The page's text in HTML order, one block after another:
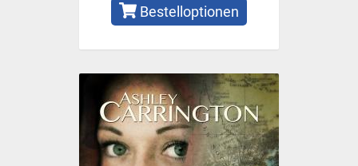
Bestelloptionen